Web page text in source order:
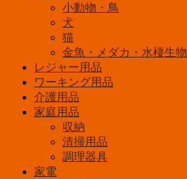
小動物・鳥
犬
猫
金魚・メダカ・水棲生物
レジャー用品
ワーキング用品
介護用品
家庭用品
収納
清掃用品
調理器具
家電